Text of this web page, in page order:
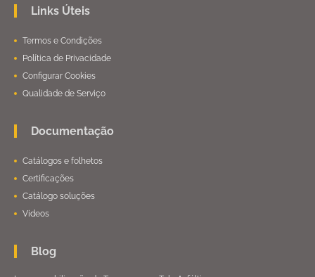
Links Úteis
Termos e Condições
Política de Privacidade
Configurar Cookies
Qualidade de Serviço
Documentação
Catálogos e folhetos
Certificações
Catálogo soluções
Videos
Blog